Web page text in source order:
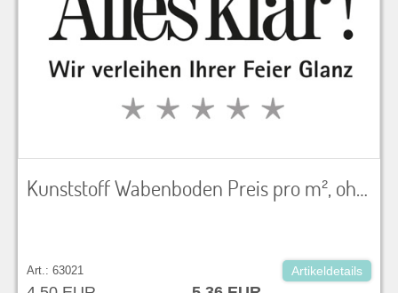
Kunststoff Wabenboden Preis pro m², ohne Vertragen und Verlegen
Art.: 63021 Artikeldetails